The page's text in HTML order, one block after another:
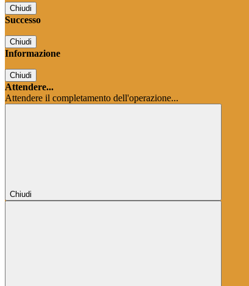
Chiudi
Successo
Chiudi
Informazione
Chiudi
Attendere...
Attendere il completamento dell'operazione...
Chiudi